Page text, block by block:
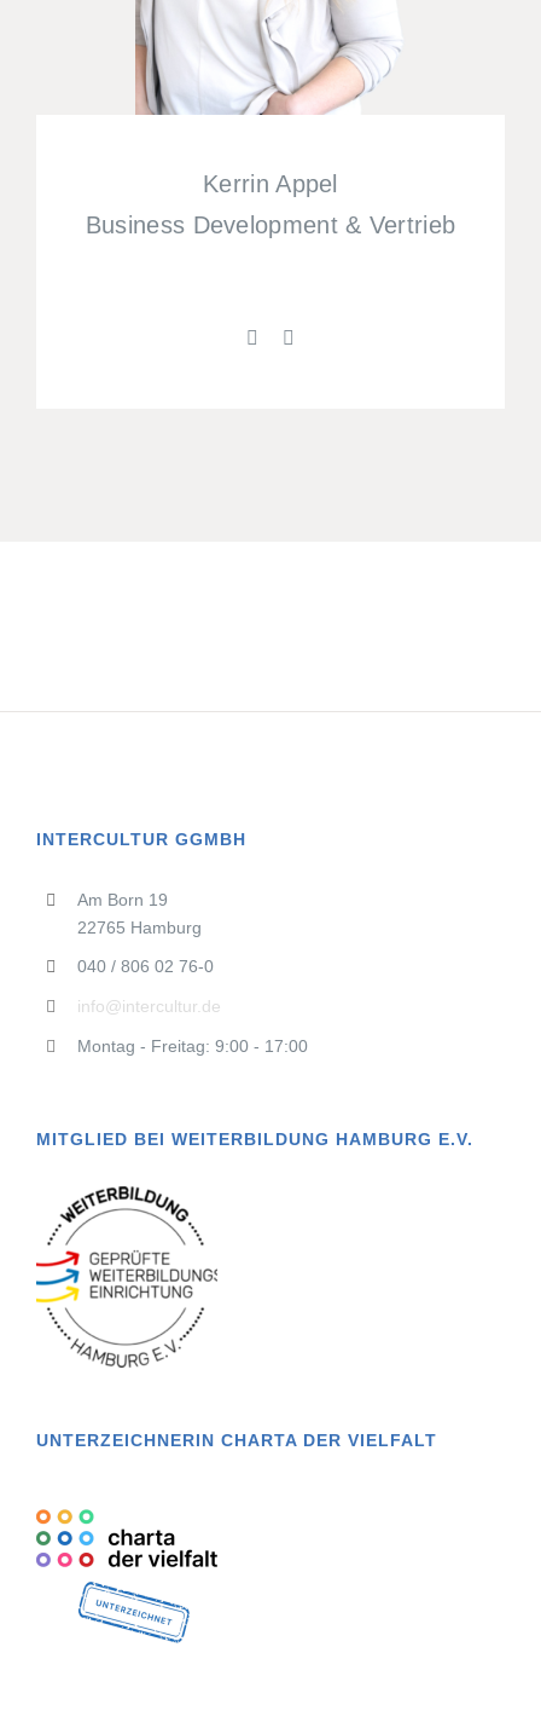
Kerrin Appel
Business Development & Vertrieb
INTERCULTUR GGMBH
Am Born 19
22765 Hamburg
040 / 806 02 76-0
info@intercultur.de
Montag - Freitag: 9:00 - 17:00
MITGLIED BEI WEITERBILDUNG HAMBURG E.V.
UNTERZEICHNERIN CHARTA DER VIELFALT